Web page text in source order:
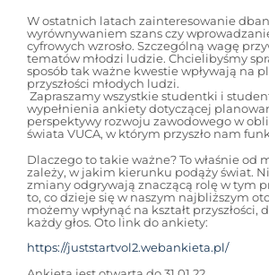
W ostatnich latach zainteresowanie
wyrównywaniem szans czy
cyfrowych wzrosło. Szczególną wagę
tematów młodzi ludzie. Chcielibyśmy
sposób tak ważne kwestie wpływają na
przyszłości młodych ludzi.
Zapraszamy wszystkie studentki i
wypełnienia ankiety dotyczącej
perspektywy rozwoju zawodowego w
świata VUCA, w którym przyszło nam
Dlaczego to takie ważne? To właśnie od
zależy, w jakim kierunku podąży świat.
zmiany odgrywają znaczącą rolę w tym
to, co dzieje się w naszym najbliższym
możemy wpłynąć na kształt przyszłości,
każdy głos. Oto link do ankiety:
https://juststartvol2.webankieta.pl/